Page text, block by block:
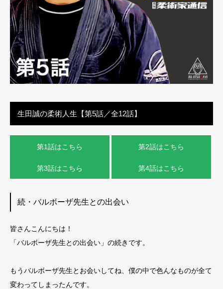
生田誠の柔術人生【第5話／全12話】
第1話はこちら 第2話はこちら
第3話はこちら 第4話はこちら
続・バルボーザ先生との出会い
皆さんこんにちは！
「バルボーザ先生との出会い」の続きです。
もうバルボーザ先生とお会いしてね、僕の中で色んなものが全て
変わってしまったんです。